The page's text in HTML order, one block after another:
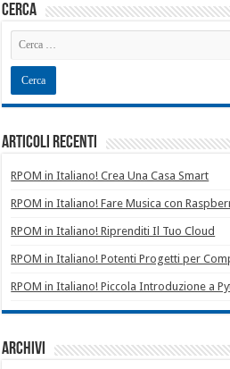
cerca
Articoli recenti
RPOM in Italiano! Crea Una Casa Smart
RPOM in Italiano! Fare Musica con
RPOM in Italiano! Riprenditi Il Tuo Cloud
RPOM in Italiano! Potenti Progetti per
RPOM in Italiano! Piccola Introduzione a
Archivi